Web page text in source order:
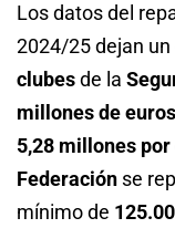
Los datos del
2024/25 dejan
clubesde la
millones de euros
5,28 millones por
Federación se
mínimo de